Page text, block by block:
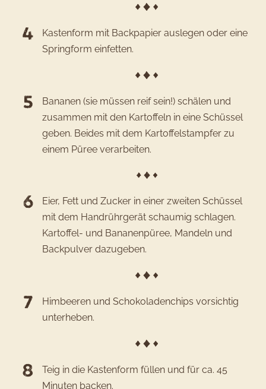
Kastenform mit Backpapier auslegen oder eine
Springform einfetten.
Bananen (sie müssen reif sein!) schälen und
zusammen mit den Kartoffeln in eine Schüssel
geben. Beides mit dem Kartoffelstampfer zu
einem Püree verarbeiten.
Eier, Fett und Zucker in einer zweiten Schüssel
mit dem Handrührgerät schaumig schlagen.
Kartoffel- und Bananenpüree, Mandeln und
Backpulver dazugeben.
Himbeeren und Schokoladenchips vorsichtig
unterheben.
Teig in die Kastenform füllen und für ca. 45
Minuten backen.